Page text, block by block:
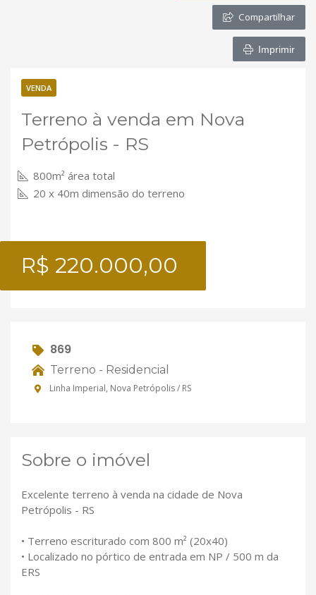
Compartilhar
Imprimir
VENDA
Terreno à venda em Nova
Petrópolis - RS
800m² área total
20 x 40m dimensão do terreno
R$ 220.000,00
869
Terreno - Residencial
Linha Imperial, Nova Petrópolis / RS
Sobre o imóvel
Excelente terreno à venda na cidade de Nova
Petrópolis - RS
• Terreno escriturado com 800 m² (20x40)
• Localizado no pórtico de entrada em NP / 500 m da
ERS